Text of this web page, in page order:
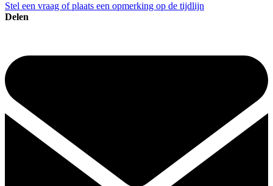
Stel een vraag of plaats een opmerking op de tijdlijn
Delen